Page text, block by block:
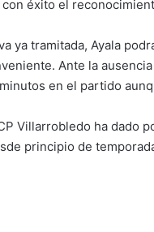
éxito el
ya tramitada, Ayala
Ante la
en el partido
Villarrobledo ha dado
principio de